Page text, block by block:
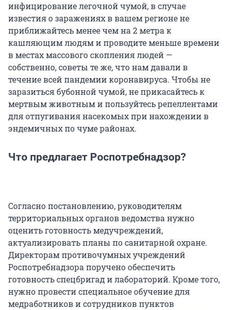
инфицирование легочной чумой, в случае
известия о заражениях в вашем регионе не
приближайтесь менее чем на 2 метра к
кашляющим людям и проводите меньше времени
в местах массового скопления людей —
собственно, советы те же, что нам давали в
течение всей пандемии коронавируса. Чтобы не
заразиться бубонной чумой, не прикасайтесь к
мертвым животным и пользуйтесь репеллентами
для отпугивания насекомых при нахождении в
эндемичных по чуме районах.
Что предлагает Роспотребнадзор?
Согласно постановлению, руководителям
территориальных органов ведомства нужно
оценить готовность медучреждений,
актуализировать планы по санитарной охране.
Директорам противочумных учреждений
Роспотребнадзора поручено обеспечить
готовность спецбригад и лабораторий. Кроме того,
нужно провести специальное обучение для
медработников и сотрудников пунктов